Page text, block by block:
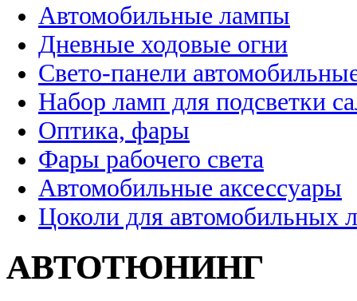
Автомобильные лампы
Дневные ходовые огни
Свето-панели
Набор ламп для подсветки
Оптика, фары
Фары рабочего света
Автомобильные аксессуары
Цоколи для автомобильных
АВТОТЮНИНГ